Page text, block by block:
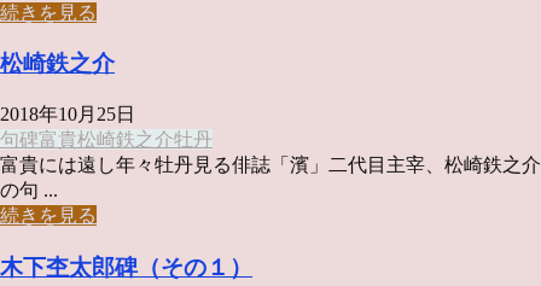
続きを見る
松崎鉄之介
2018年10月25日
句碑富貴松崎鉄之介牡丹
富貴には遠し年々牡丹見る俳誌「濱」二代目主宰、松崎鉄之介
の句 ...
続きを見る
木下杢太郎碑（その１）